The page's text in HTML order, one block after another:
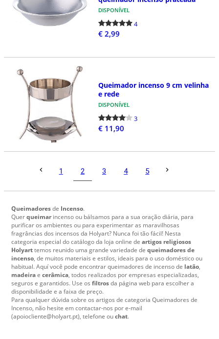
DISPONÍVEL
4
€ 2,99
Queimador incenso 9 cm velinha
e rede
DISPONÍVEL
3
€ 11,90
1 2 3 4 5
Queimadoresde Incenso.
Querqueimarincenso ou bálsamos para a sua oração diária, para
purificar os ambientes ou para experimentar as maravilhosas
fragrâncias dos incensos da Holyart? Nunca foi tão fácil! Nesta
categoria especial do catálogo da loja online de artigos religiosos
Holyarttemos reunido uma grande variedade de queimadores de
incenso, de muitos materiais e estilos, ideais para o uso doméstico ou
habitual. Aquí você pode encontrar queimadores de incenso de latão,
madeirae cerâmica, todos realizados por empresas especializadas,
seguros e garantidos. Use os filtrosda página web para escolher a
disponibilidade e a faixa de preço.
Para qualquer dúvida sobre os artigos de categoria Queimadores de
Incenso, não hesite em contactar-nos por e-mail
(apoiocliente@holyart.pt), telefone ouchat.